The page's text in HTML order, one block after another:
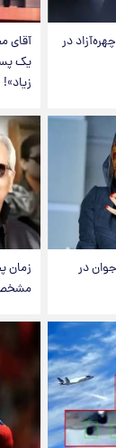
در
آقای
یک
زیاد»!
در
زمان